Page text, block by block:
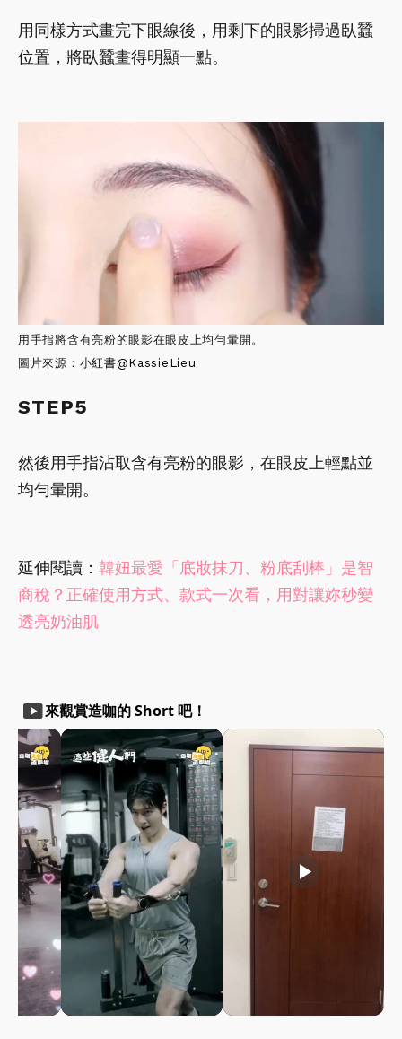
用同樣方式畫完下眼線後，用剩下的眼影掃過臥蠶
位置，將臥蠶畫得明顯一點。
用手指將含有亮粉的眼影在眼皮上均勻暈開。
圖片來源：小紅書@KassieLieu
STEP5
然後用手指沾取含有亮粉的眼影，在眼皮上輕點並
均勻暈開。
延伸閱讀： 韓妞最愛「底妝抹刀、粉底刮棒」是智
商稅？正確使用方式、款式一次看，用對讓妳秒變
透亮奶油肌
smart_display來觀賞造咖的 Short 吧！
play_arrow play_arrow